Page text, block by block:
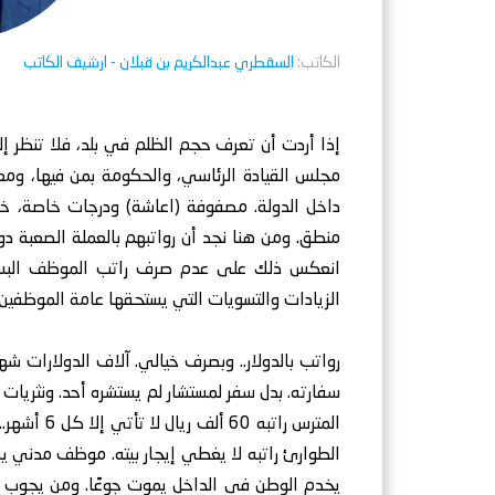
الكاتب: السقطري عبدالكريم بن قبلان - ارشيف الكاتب
إذا أردت أن تعرف حجم الظلم في بلد، فلا
مجلس القيادة الرئاسي، والحكومة بمن فيها،
داخل الدولة. مصفوفة (اعاشة) ودرجات خاصة،
منطق. ومن هنا نجد أن رواتبهم بالعملة الصعبة
انعكس ذلك على عدم صرف راتب الموظف
الزيادات والتسويات التي يستحقها عامة
رواتب بالدولار.. وبصرف خيالي. آلاف الدولارات
سفارته. بدل سفر لمستشار لم يستشره أحد.
المترس
الطوارئ راتبه لا يغطي إيجار بيته. موظف مدني
يخدم الوطن في الداخل يموت جوعًا. ومن يجوب